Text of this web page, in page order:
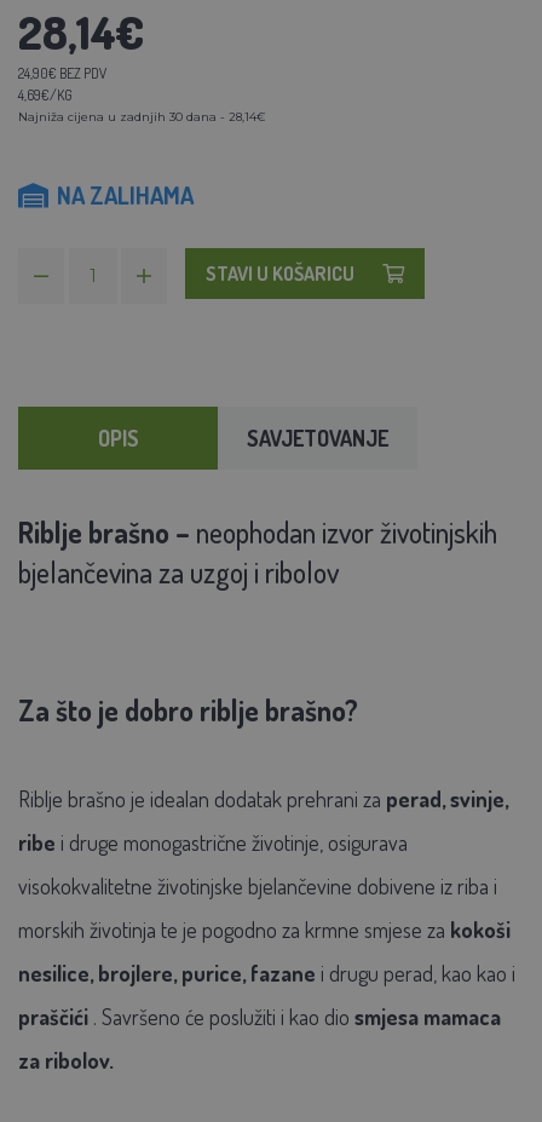
28,14€
24,90€ BEZ PDV
4,69€/KG
Najniža cijena u zadnjih 30 dana - 28,14€
NA ZALIHAMA
STAVI U KOŠARICU
OPIS SAVJETOVANJE
Riblje brašno – neophodan izvor životinjskih
bjelančevina za uzgoj i ribolov
Za što je dobro riblje brašno?
Riblje brašno je idealan dodatak prehrani za perad, svinje,
ribe i druge monogastrične životinje, osigurava
visokokvalitetne životinjske bjelančevine dobivene iz riba i
morskih životinja te je pogodno za krmne smjese za kokoši
nesilice, brojlere, purice, fazane i drugu perad, kao kao i
praščići . Savršeno će poslužiti i kao dio smjesa mamaca
za ribolov.